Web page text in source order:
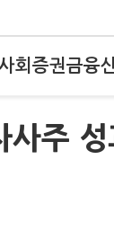
회 증권금융
주 성